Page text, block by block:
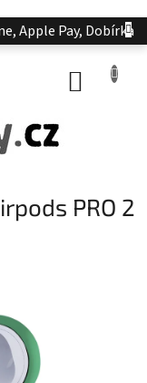
Apple Pay, Dobírka
PRO 2